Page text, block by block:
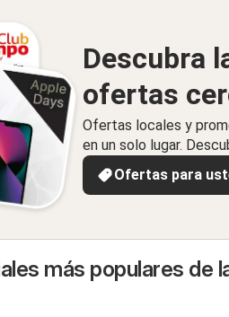
Descubra
ofertas
Ofertas locales y
en un solo lugar.
Ofertas para
más populares de